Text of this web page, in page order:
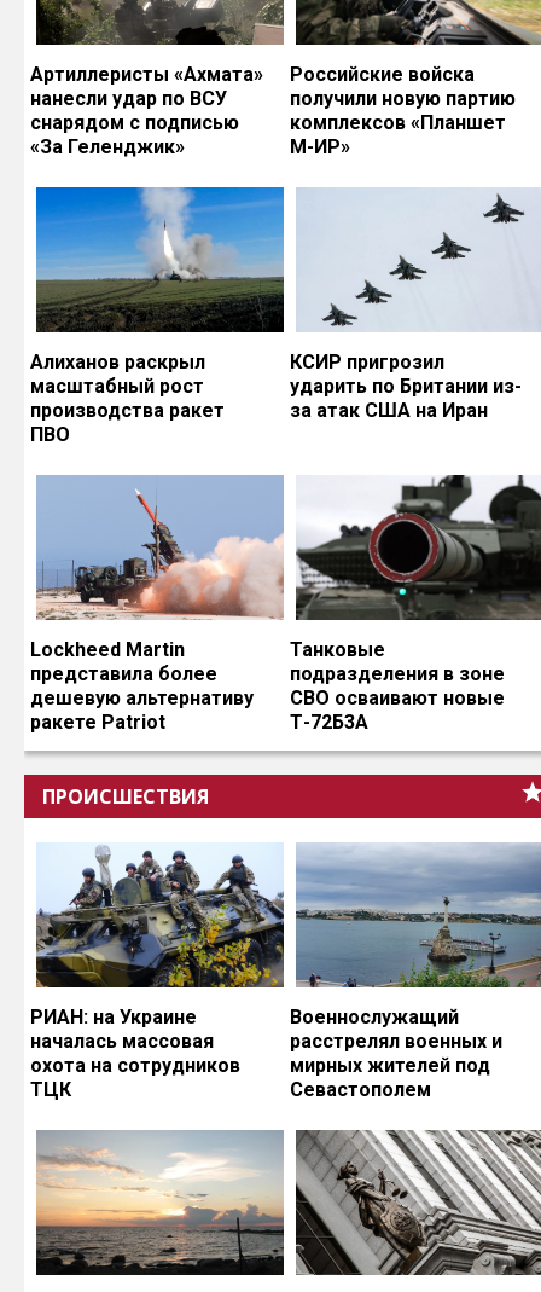
Артиллеристы «Ахмата»
нанесли удар по ВСУ
снарядом с подписью
«За Геленджик»
Российские войска
получили новую партию
комплексов «Планшет
М-ИР»
Алиханов раскрыл
масштабный рост
производства ракет
ПВО
КСИР пригрозил
ударить по Британии из-
за атак США на Иран
Lockheed Martin
представила более
дешевую альтернативу
ракете Patriot
Танковые
подразделения в зоне
СВО осваивают новые
Т-72Б3А
ПРОИСШЕСТВИЯ
РИАН: на Украине
началась массовая
охота на сотрудников
ТЦК
Военнослужащий
расстрелял военных и
мирных жителей под
Севастополем